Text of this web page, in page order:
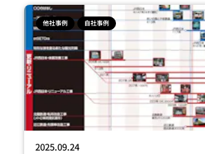
他社事例 自社事例
2025.09.24